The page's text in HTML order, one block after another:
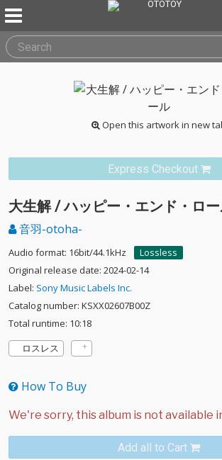
Open this artwork in new
Express Checkout
大生解 / ハッピー・エンド・ロ
音羽-otoha-
Audio format: 16bit/44.1kHz
Lossless
Original release date: 2024-02-14
Label: Sony Music Labels Inc.
Catalog number: KSXX02607B00Z
Total runtime: 10:18
ロスレス
How To Buy
Add all to Cart